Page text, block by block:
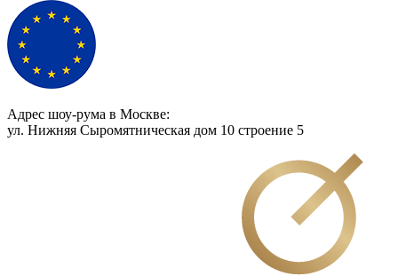
Адрес шоу-рума в Москве:
ул. Нижняя Сыромятническая дом 10 cтроение 5